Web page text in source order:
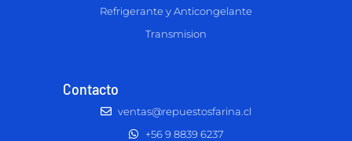
Refrigerante y Anticongelante
Transmision
Contacto
ventas@repuestosfarina.cl
+56 9 8839 6237